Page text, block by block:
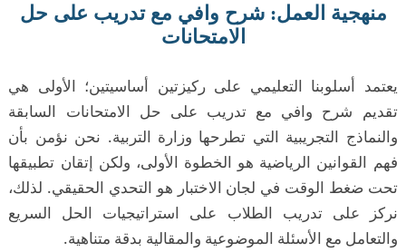
منهجية العمل: شرح وافي مع تدريب على حل
الامتحانات
يعتمد أسلوبنا التعليمي على ركيزتين أساسيتين؛ الأولى هي
تقديم شرح وافي مع تدريب على حل الامتحانات السابقة
والنماذج التجريبية التي تطرحها وزارة التربية. نحن نؤمن بأن
فهم القوانين الرياضية هو الخطوة الأولى، ولكن إتقان تطبيقها
تحت ضغط الوقت في لجان الاختبار هو التحدي الحقيقي. لذلك،
نركز على تدريب الطلاب على استراتيجيات الحل السريع
والتعامل مع الأسئلة الموضوعية والمقالية بدقة متناهية.